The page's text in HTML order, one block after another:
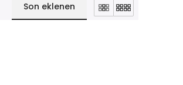
Son eklenen